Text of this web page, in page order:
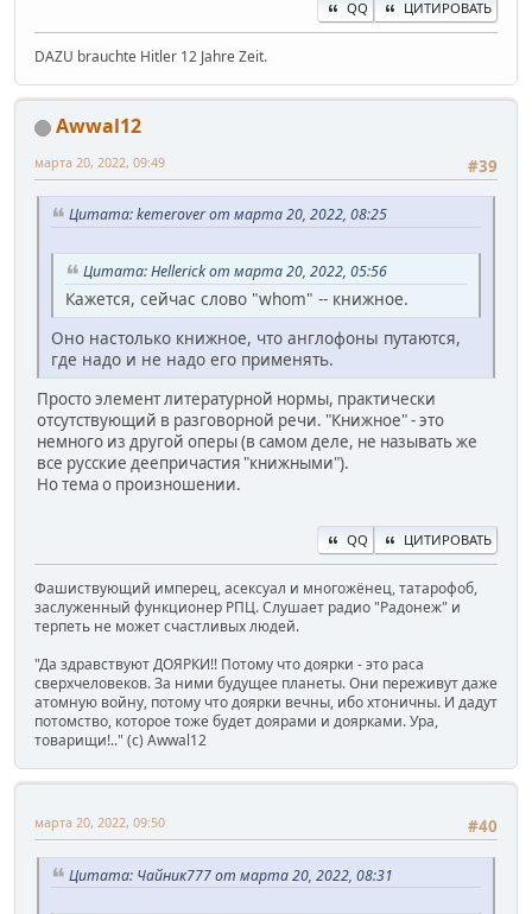
QQ ЦИТИРОВАТЬ
DAZU brauchte Hitler 12 Jahre Zeit.
Awwal12
#39
марта 20, 2022, 09:49
Цитата: kemerover от марта 20, 2022, 08:25
Цитата: Hellerick от марта 20, 2022, 05:56
Кажется, сейчас слово "whom" -- книжное.
Оно настолько книжное, что англофоны путаются,
где надо и не надо его применять.
Просто элемент литературной нормы, практически
отсутствующий в разговорной речи. "Книжное" - это
немного из другой оперы (в самом деле, не называть же
все русские деепричастия "книжными").
Но тема о произношении.
QQ ЦИТИРОВАТЬ
Фашиствующий имперец, асексуал и многожёнец, татарофоб,
заслуженный функционер РПЦ. Слушает радио "Радонеж" и
терпеть не может счастливых людей.
"Да здравствуют ДОЯРКИ!! Потому что доярки - это раса
сверхчеловеков. За ними будущее планеты. Они переживут даже
атомную войну, потому что доярки вечны, ибо хтоничны. И дадут
потомство, которое тоже будет доярами и доярками. Ура,
товарищи!.." (c) Awwal12
#40
марта 20, 2022, 09:50
Цитата: Чайник777 от марта 20, 2022, 08:31